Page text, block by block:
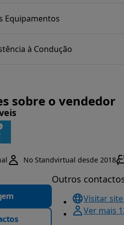
Equipamentos
à Condução
sobre o vendedor
No Standvirtual desde 2018
Outros
Visitar
Ver mais